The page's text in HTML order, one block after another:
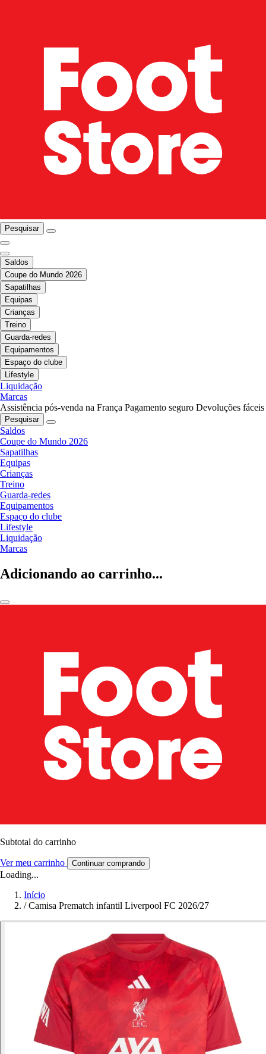
Pesquisar
Saldos
Coupe do Mundo 2026
Sapatilhas
Equipas
Crianças
Treino
Guarda-redes
Equipamentos
Espaço do clube
Lifestyle
Liquidação
Marcas
Assistência pós-venda na França Pagamento seguro Devoluções fáceis
Pesquisar
Saldos
Coupe do Mundo 2026
Sapatilhas
Equipas
Crianças
Treino
Guarda-redes
Equipamentos
Espaço do clube
Lifestyle
Liquidação
Marcas
Adicionando ao carrinho...
Subtotal do carrinho
Ver meu carrinho Continuar comprando
Loading...
Início
/ Camisa Prematch infantil Liverpool FC 2026/27